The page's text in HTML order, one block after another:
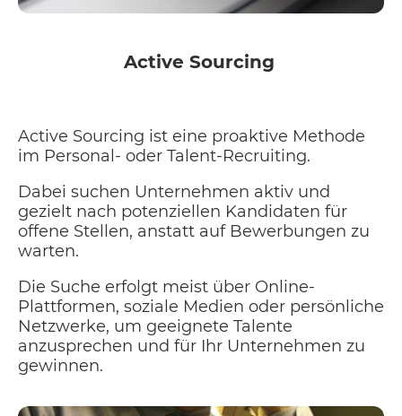
Active Sourcing
Active Sourcing ist eine proaktive Methode
im Personal- oder Talent-Recruiting.
Dabei suchen Unternehmen aktiv und
gezielt nach potenziellen Kandidaten für
offene Stellen, anstatt auf Bewerbungen zu
warten.
Die Suche erfolgt meist über Online-
Plattformen, soziale Medien oder persönliche
Netzwerke, um geeignete Talente
anzusprechen und für Ihr Unternehmen zu
gewinnen.